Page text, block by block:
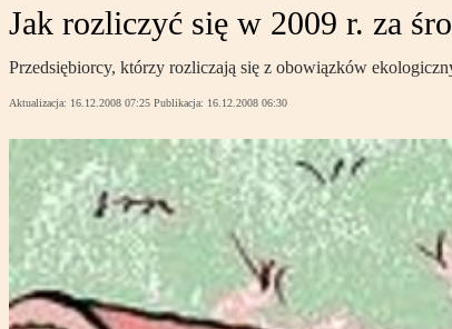
Jak rozliczyć się w 2009 r. za
Przedsiębiorcy, którzy rozliczają się z obowiązków
Aktualizacja: 16.12.2008 07:25 Publikacja: 16.12.2008 06:30